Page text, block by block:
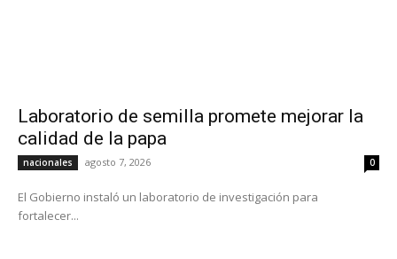
Laboratorio de semilla promete mejorar la
calidad de la papa
nacionales agosto 7, 2026 0
El Gobierno instaló un laboratorio de investigación para
fortalecer...